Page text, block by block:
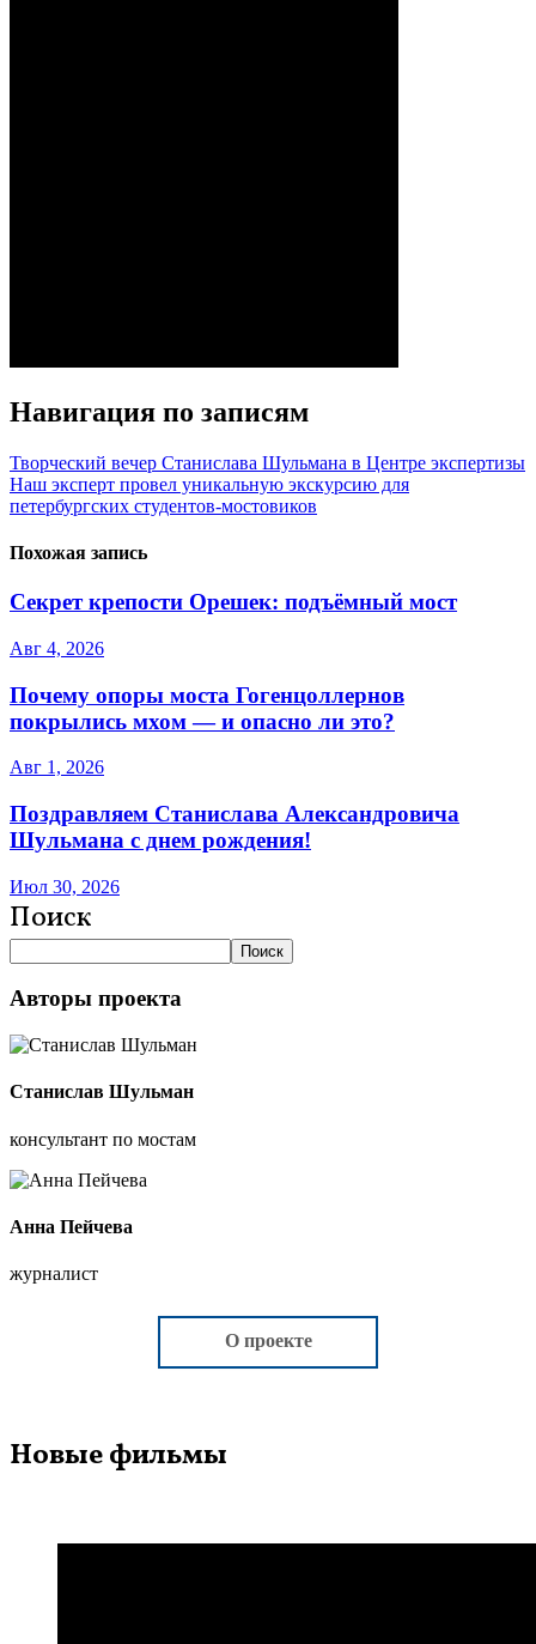
Навигация по записям
Творческий вечер Станислава Шульмана в Центре экспертизы
Наш эксперт провел уникальную экскурсию для
петербургских студентов-мостовиков
Похожая запись
Секрет крепости Орешек: подъёмный мост
Авг 4, 2026
Почему опоры моста Гогенцоллернов
покрылись мхом — и опасно ли это?
Авг 1, 2026
Поздравляем Станислава Александровича
Шульмана с днем рождения!
Июл 30, 2026
Поиск
Поиск
Авторы проекта
Станислав Шульман
консультант по мостам
Анна Пейчева
журналист
О проекте
Новые фильмы